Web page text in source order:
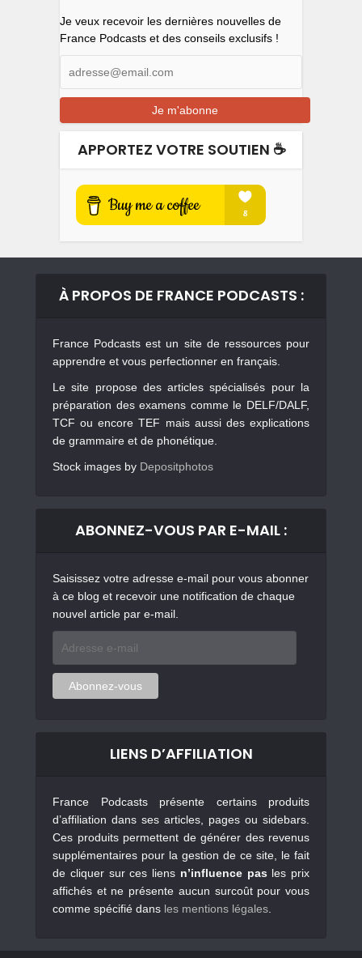
Je veux recevoir les dernières nouvelles de
France Podcasts et des conseils exclusifs !
APPORTEZ VOTRE SOUTIEN ☕️
À PROPOS DE FRANCE PODCASTS :
France Podcasts est un site de ressources pour
apprendre et vous perfectionner en français.
Le site propose des articles spécialisés pour la
préparation des examens comme le DELF/DALF,
TCF ou encore TEF mais aussi des explications
de grammaire et de phonétique.
Stock images by Depositphotos
ABONNEZ-VOUS PAR E-MAIL :
Saisissez votre adresse e-mail pour vous abonner
à ce blog et recevoir une notification de chaque
nouvel article par e-mail.
mail
Abonnez-vous
LIENS D’AFFILIATION
France Podcasts présente certains produits
d’affiliation dans ses articles, pages ou sidebars.
Ces produits permettent de générer des revenus
supplémentaires pour la gestion de ce site, le fait
de cliquer sur ces liens n’influence pas les prix
affichés et ne présente aucun surcoût pour vous
comme spécifié dans les mentions légales